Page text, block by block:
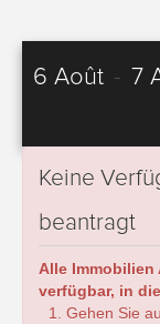
6 Août - 7
Keine
beantragt
Alle
verfügbar, in
Gehen Sie